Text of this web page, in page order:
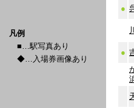
凡例
■…駅写真あり
◆…入場券画像あり
●
●